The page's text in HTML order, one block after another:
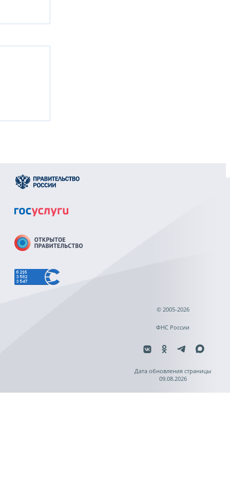
© 2005-2026
ФНС России
Дата обновления страницы
09.08.2026